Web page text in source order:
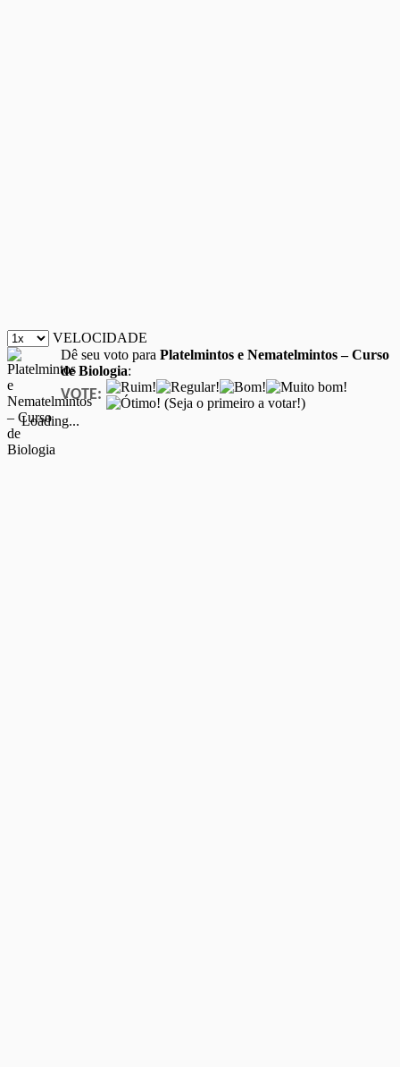
VELOCIDADE
Dê seu voto para Platelmintos e Nematelmintos – Curso
de Biologia:
VOTE:
(Seja o primeiro a votar!)
Loading...